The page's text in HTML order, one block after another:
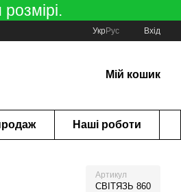
УкрРус Вхід
Мій кошик
Наші роботи
Артикул
СВІТЯЗЬ 860